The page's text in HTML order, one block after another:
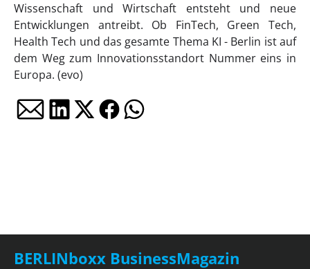
Wissenschaft und Wirtschaft entsteht und neue
Entwicklungen antreibt. Ob FinTech, Green Tech,
Health Tech und das gesamte Thema KI - Berlin ist auf
dem Weg zum Innovationsstandort Nummer eins in
Europa. (evo)
BERLINboxx BusinessMagazin